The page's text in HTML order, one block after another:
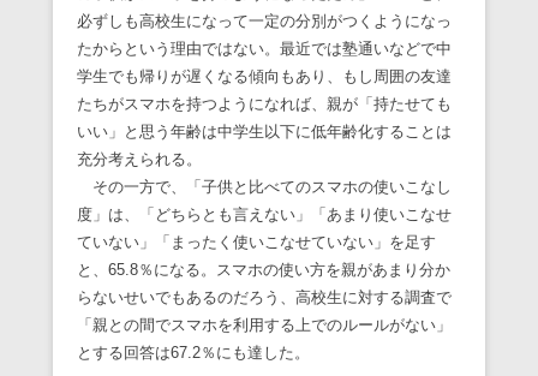
必ずしも高校生になって一定の分別がつくようになっ
たからという理由ではない。最近では塾通いなどで中
学生でも帰りが遅くなる傾向もあり、もし周囲の友達
たちがスマホを持つようになれば、親が「持たせても
いい」と思う年齢は中学生以下に低年齢化することは
充分考えられる。
その一方で、「子供と比べてのスマホの使いこなし
度」は、「どちらとも言えない」「あまり使いこなせ
ていない」「まったく使いこなせていない」を足す
と、65.8％になる。スマホの使い方を親があまり分か
らないせいでもあるのだろう、高校生に対する調査で
「親との間でスマホを利用する上でのルールがない」
とする回答は67.2％にも達した。